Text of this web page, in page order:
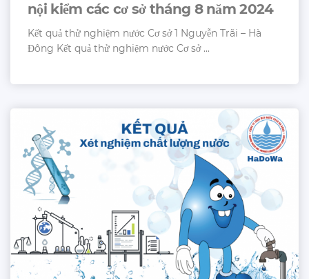
nội kiểm các cơ sở tháng 8 năm 2024
Kết quả thử nghiệm nước Cơ sở 1 Nguyễn Trãi – Hà
Đông Kết quả thử nghiệm nước Cơ sở ...